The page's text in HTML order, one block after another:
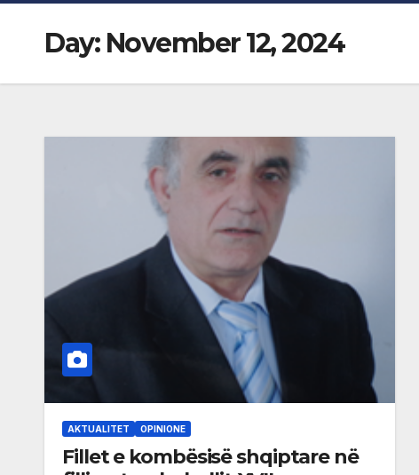
Day: November 12, 2024
AKTUALITET OPINIONE
Fillet e kombësisë shqiptare në